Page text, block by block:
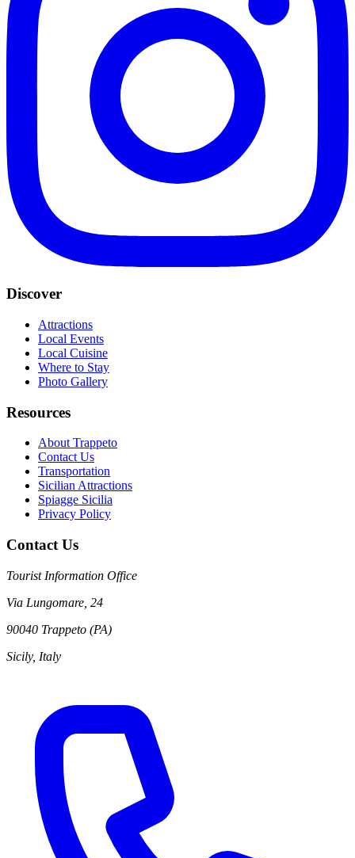
Discover
Attractions
Local Events
Local Cuisine
Where to Stay
Photo Gallery
Resources
About Trappeto
Contact Us
Transportation
Sicilian Attractions
Spiagge Sicilia
Privacy Policy
Contact Us
Tourist Information Office
Via Lungomare, 24
90040 Trappeto (PA)
Sicily, Italy